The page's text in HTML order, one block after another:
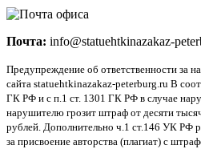
Почта: info@statuehtkinazakaz-
Предупреждение об ответственности за
сайта statuehtkinazakaz-peterburg.ru В
ГК РФ и с п.1 ст. 1301 ГК РФ в случае
нарушителю грозит штраф от десяти
рублей. Дополнительно ч.1 ст.146 УК РФ
за присвоение авторства (плагиат) с